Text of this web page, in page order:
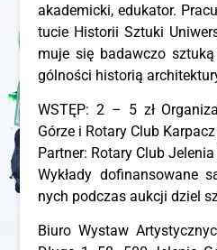
aka­de­mic­ki, edu­ka­tor.
tu­cie Histo­rii Sztu­ki
mu­je się badaw­czo
gól­no­ści histo­rią
WSTĘP: 2 – 5 zł
Górze i Rota­ry Club
Part­ner: Rota­ry Club Jele­nia
Wykła­dy dofi­nan­so­wa­ne
nych pod­czas aukcji dziel
Biu­ro Wystaw